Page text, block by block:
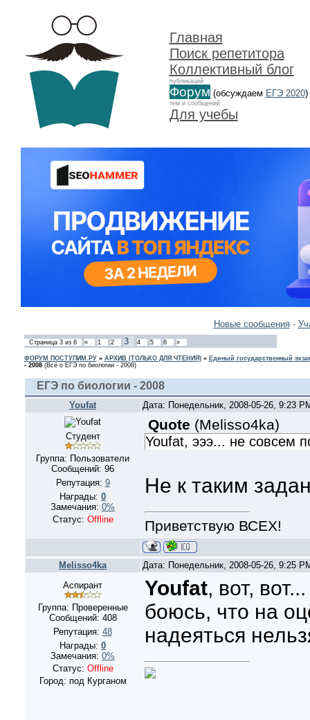
Главная
Поиск репетитора
Коллективный блог
публикаций
Форум (обсуждаем ЕГЭ 2020)
тем и сообщений
Для учебы
Новые сообщения·
Страница 3из 6 « 1 2 3 4 5 6 »
ФОРУМ ПОСТУПИМ.РУ» АРХИВ (ТОЛЬКО ДЛЯ ЧТЕНИЯ)» Единый государственный
- 2008 (Всё о ЕГЭ по биологии - 2008)
ЕГЭ по биологии - 2008
Youfat Дата: Понедельник, 2008-05-26, 9:23
Студент
Группа: Пользователи
Сообщений: 96
Репутация: 9
Награды: 0
Замечания: 0%
Статус: Offline
Quote (Melisso4ka)
Youfat, эээ... не совсем
Не к таким
Приветствую ВСЕХ!
Melisso4ka
Дата: Понедельник, 2008-05-26, 9:25
Аспирант
Группа: Проверенные
Сообщений: 408
Репутация: 48
Награды: 0
Замечания: 0%
Статус: Offline
Город: под Курганом
Youfat, вот, вот...
боюсь, что на
надеяться